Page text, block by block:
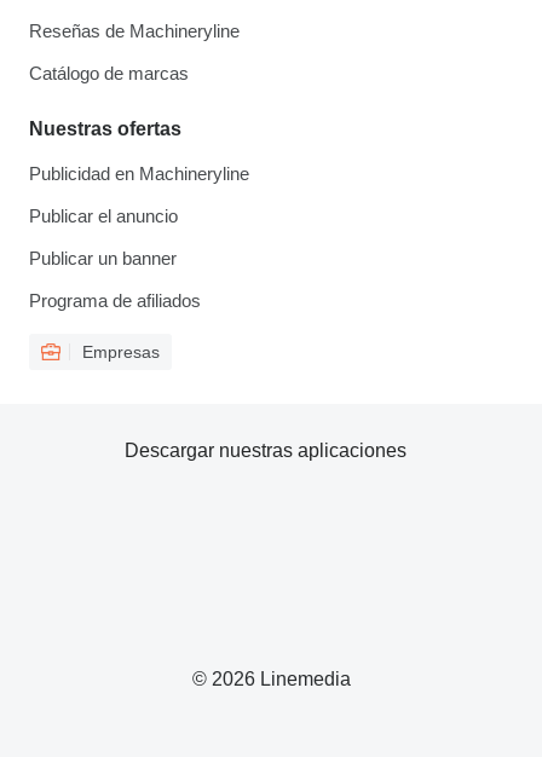
Reseñas de Machineryline
Catálogo de marcas
Nuestras ofertas
Publicidad en Machineryline
Publicar el anuncio
Publicar un banner
Programa de afiliados
Empresas
© 2026 Linemedia
Descargar nuestras aplicaciones